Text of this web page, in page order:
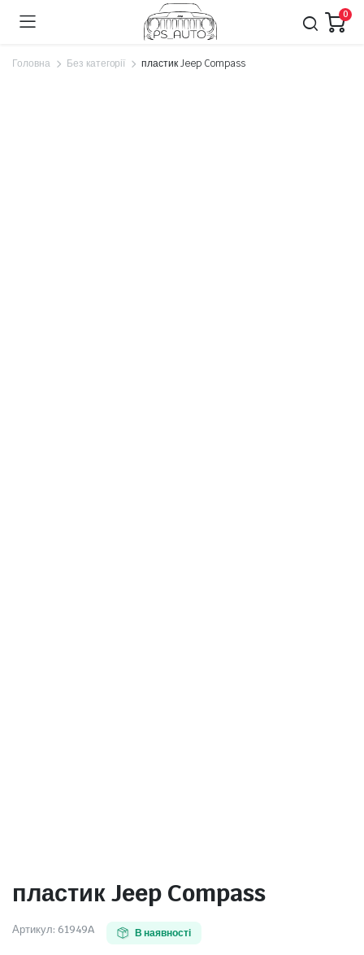
0
Головна Без категорії пластик Jeep Compass
пластик Jeep Compass
Артикул: 61949A В наявності